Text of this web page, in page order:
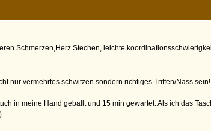
Schmerzen,Herz Stechen, leichte
nur vermehrtes schwitzen sondern richtiges Triffen/Nass sein!
in meine Hand geballt und 15 min gewartet. Als ich das